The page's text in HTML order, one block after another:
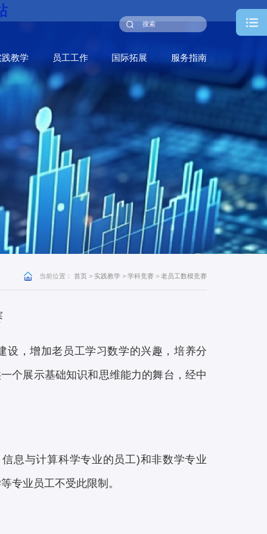
践教学 员工工作 国际拓展 服务指南
当前位置： 首页 > 实践教学 > 学科竞赛 > 老员工数模竞赛
设，增加老员工学习数学的兴趣，培养分
个展示基础知识和思维能力的舞台，经中
息与计算科学专业的员工)和非数学专业
专业员工不受此限制。